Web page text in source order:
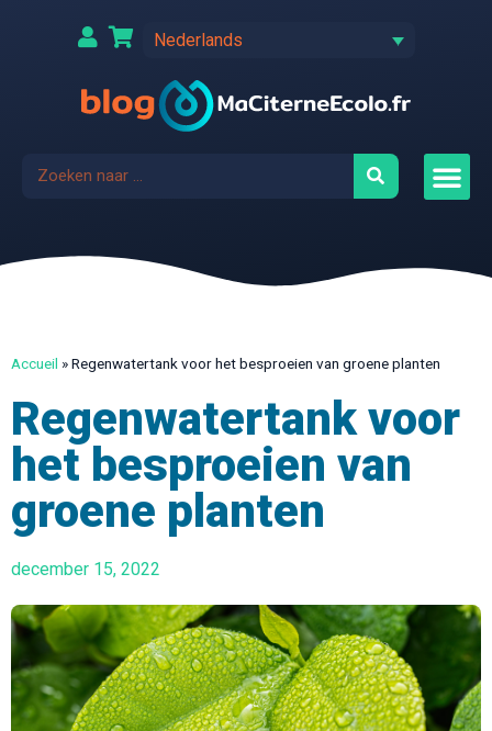
Nederlands
Accueil »Regenwatertank voor het besproeien van groene planten
Regenwatertank voor
het besproeien van
groene planten
december 15, 2022